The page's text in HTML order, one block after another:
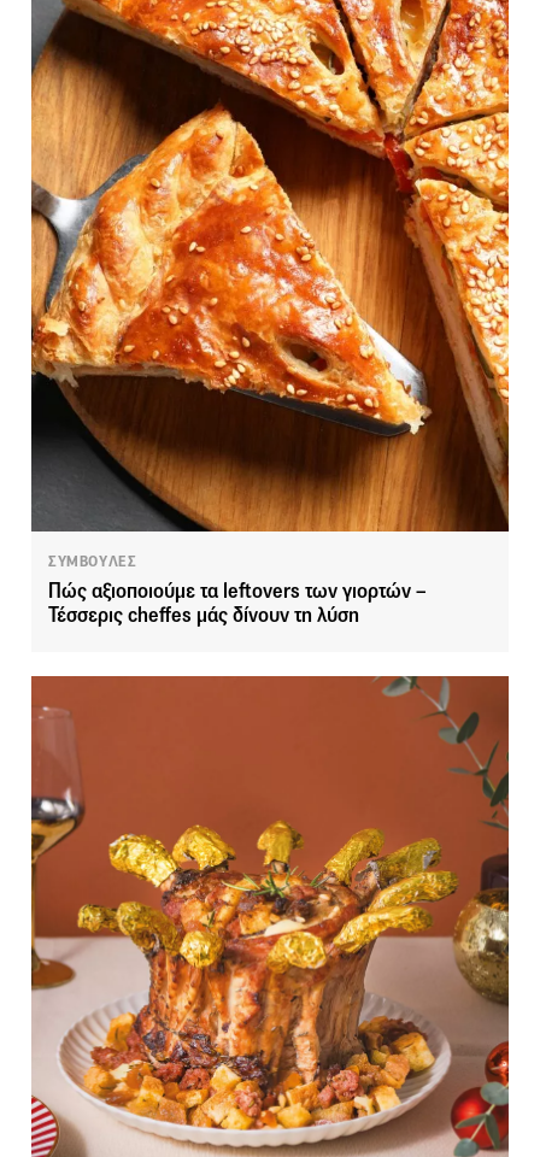
ΣΥΜΒΟΥΛΕΣ
Πώς αξιοποιούμε τα leftovers των γιορτών –
Τέσσερις cheffes μάς δίνουν τη λύση